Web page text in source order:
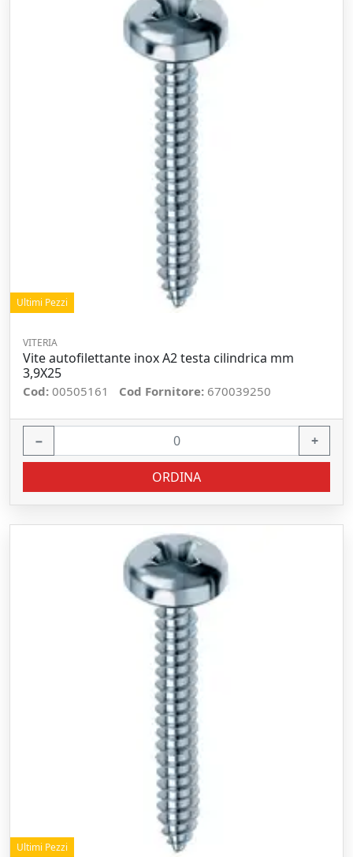
Ultimi Pezzi
VITERIA
Vite autofilettante inox A2 testa cilindrica mm
3,9X25
Cod: 00505161 Cod Fornitore: 670039250
− +
ORDINA
Ultimi Pezzi